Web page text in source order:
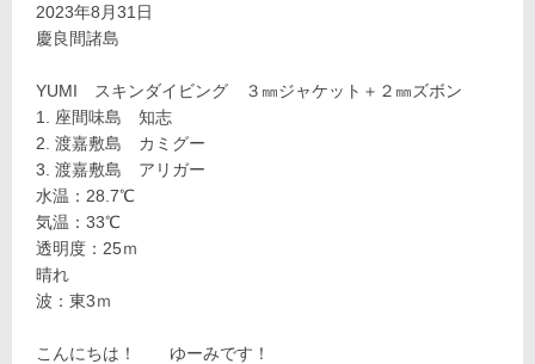
2023年8月31日
慶良間諸島
YUMI スキンダイビング ３㎜ジャケット＋２㎜ズボン
座間味島 知志
渡嘉敷島 カミグー
渡嘉敷島 アリガー
水温：28.7℃
気温：33℃
透明度：25ｍ
晴れ
波：東3ｍ
こんにちは！ ゆーみです！